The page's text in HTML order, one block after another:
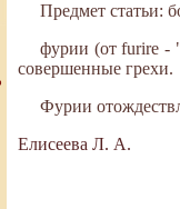
Предмет статьи:
фурии (от furire -
совершенные грехи.
Фурии
Елисеева Л. А.